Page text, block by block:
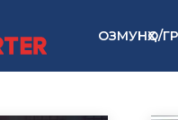
ОЗМУНҲО/
МО